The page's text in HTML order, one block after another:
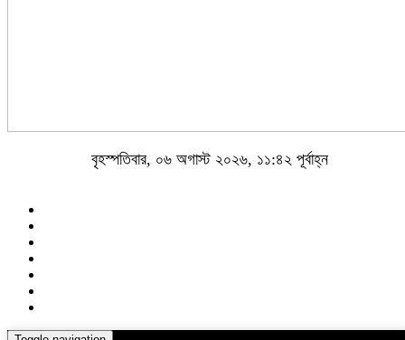
বৃহস্পতিবার, ০৬ অগাস্ট ২০২৬, ১১:৪২ পূর্বাহ্ন